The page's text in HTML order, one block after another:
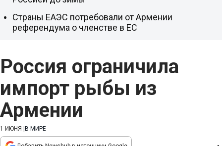
Россия ограничила
импорт рыбы из
Армении
1 ИЮНЯ В МИРЕ
Страны ЕАЭС потребовали от Армении
референдума о членстве в ЕС